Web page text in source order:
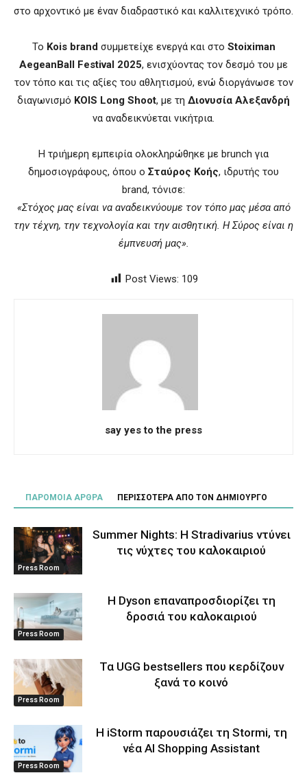
στο αρχοντικό με έναν διαδραστικό και καλλιτεχνικό τρόπο.
Το Kois brandσυμμετείχε ενεργά και στο Stoiximan
AegeanBall Festival 2025, ενισχύοντας τον δεσμό του με
τον τόπο και τις αξίες του αθλητισμού, ενώ διοργάνωσε τον
διαγωνισμό KOIS Long Shoot, με τη Διονυσία Αλεξανδρή
να αναδεικνύεται νικήτρια.
Η τριήμερη εμπειρία ολοκληρώθηκε με brunch για
δημοσιογράφους, όπου ο Σταύρος Κοής, ιδρυτής του
brand, τόνισε:
«Στόχος μας είναι να αναδεικνύουμε τον τόπο μας μέσα από
την τέχνη, την τεχνολογία και την αισθητική. Η Σύρος είναι η
έμπνευσή μας».
Post Views: 109
say yes to the press
ΠΑΡΟΜΟΙΑ ΑΡΘΡΑ ΠΕΡΙΣΣΟΤΕΡΑ ΑΠΟ ΤΟΝ ΔΗΜΙΟΥΡΓΟ
Press Room
Summer Nights: Η Stradivarius ντύνει
τις νύχτες του καλοκαιριού
Press Room
Η Dyson επαναπροσδιορίζει τη
δροσιά του καλοκαιριού
Press Room
Τα UGG bestsellers που κερδίζουν
ξανά το κοινό
Press Room
Η iStorm παρουσιάζει τη Stormi, τη
νέα AI Shopping Assistant